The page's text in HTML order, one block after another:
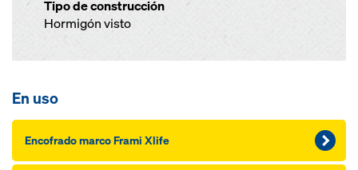
Tipo de construcción
Hormigón visto
En uso
Encofrado marco Frami Xlife